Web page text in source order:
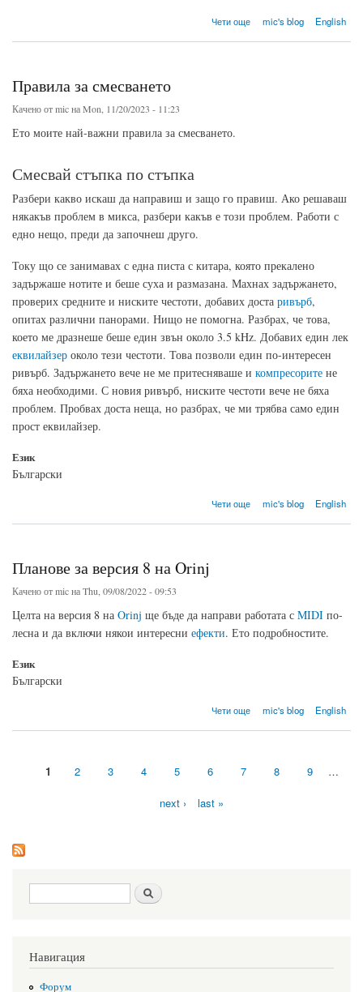
Чети още mic's blog English
Правила за смесването
Качено отmicна Mon, 11/20/2023 - 11:23
Ето моите най-важни правила за смесването.
Смесвай стъпка по стъпка
Разбери какво искаш да направиш и защо го правиш. Ако решаваш
някакъв проблем в микса, разбери какъв е този проблем. Работи с
едно нещо, преди да започнеш друго.
Току що се занимавах с една писта с китара, която прекалено
задържаше нотите и беше суха и размазана. Махнах задържането,
проверих средните и ниските честоти, добавих доста ривърб,
опитах различни панорами. Нищо не помогна. Разбрах, че това,
което ме дразнеше беше един звън около 3.5 kHz. Добавих един лек
еквилайзер около тези честоти. Това позволи един по-интересен
ривърб. Задържането вече не ме притесняваше и компресорите не
бяха необходими. С новия ривърб, ниските честоти вече не бяха
проблем. Пробвах доста неща, но разбрах, че ми трябва само един
прост еквилайзер.
Език
Български
Чети още mic's blog English
Планове за версия 8 на Orinj
Качено отmicна Thu, 09/08/2022 - 09:53
Целта на версия 8 на Orinj ще бъде да направи работата с MIDI по-
лесна и да включи някои интересни ефекти. Ето подробностите.
Език
Български
Чети още mic's blog English
1 2 3 4 5 6 7 8 9 …
next › last »
Search form
Навигация
Форум